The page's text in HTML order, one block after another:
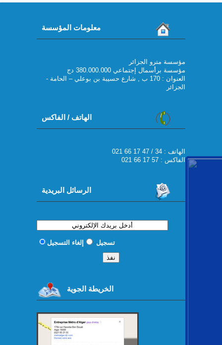
معلومات المؤسسة
مؤسسة مترو الجزائر
مؤسسة برأسمال إجتماعي 380.000.000 دج
العنوان : 170 ب , شارع حسيبة بن بوعلي – الحامة -
الجزائر
الهاتف / الفاكس
021 66 17 47 / 34 : الهاتف
الفاكس : 57 17 66 021
الرسائل البريدية
تسجيل إلغاء التسجيل
الخريطة الجوية